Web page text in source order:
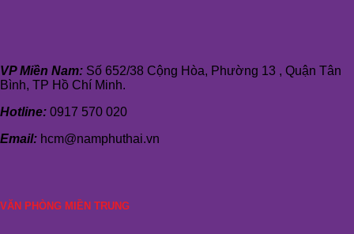
VP Miền Nam: Số 652/38 Cộng Hòa, Phường 13 , Quận Tân
Bình, TP Hồ Chí Minh.
Hotline: 0917 570 020
Email: hcm@namphuthai.vn
VĂN PHÒNG MIỀN TRUNG